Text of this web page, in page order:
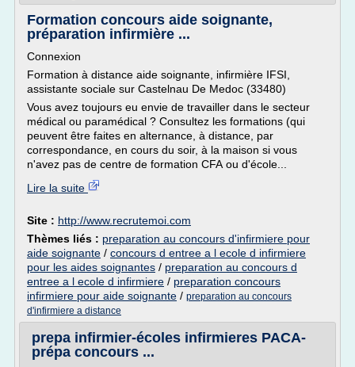
Formation concours aide soignante,
préparation infirmière ...
Connexion
Formation à distance aide soignante, infirmière IFSI,
assistante sociale sur Castelnau De Medoc (33480)
Vous avez toujours eu envie de travailler dans le secteur
médical ou paramédical ? Consultez les formations (qui
peuvent être faites en alternance, à distance, par
correspondance, en cours du soir, à la maison si vous
n'avez pas de centre de formation CFA ou d'école...
Lire la suite
Site : http://www.recrutemoi.com
Thèmes liés : preparation au concours d'infirmiere pour
aide soignante / concours d entree a l ecole d infirmiere
pour les aides soignantes / preparation au concours d
entree a l ecole d infirmiere / preparation concours
infirmiere pour aide soignante / preparation au concours
d'infirmiere a distance
prepa infirmier-écoles infirmieres PACA-
prépa concours ...